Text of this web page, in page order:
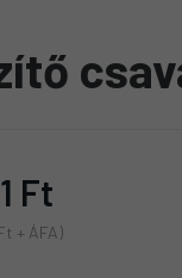
Ft
+ ÁFA)